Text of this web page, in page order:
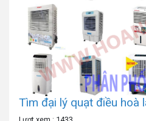
Tìm đại lý quạt điều hoà